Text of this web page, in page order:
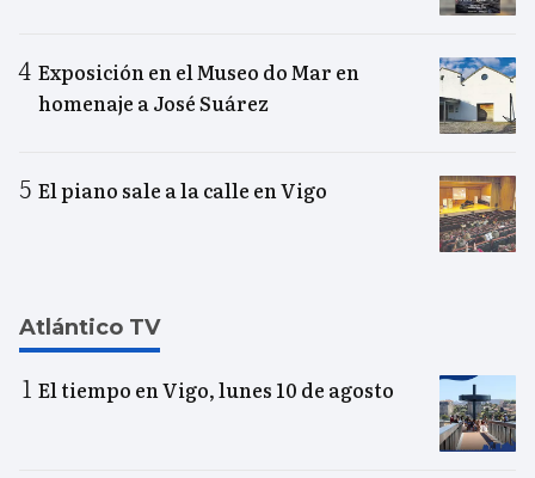
Exposición en el Museo do Mar en
homenaje a José Suárez
El piano sale a la calle en Vigo
Atlántico TV
El tiempo en Vigo, lunes 10 de agosto